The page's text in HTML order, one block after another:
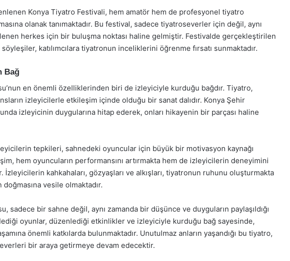
Konya Tiyatro Festivali, hem amatör hem de profesyonel tiyatro
olanak tanımaktadır. Bu festival, sadece tiyatroseverler için değil, aynı
herkes için bir buluşma noktası haline gelmiştir. Festivalde gerçekleştirilen
söyleşiler, katılımcılara tiyatronun inceliklerini öğrenme fırsatı sunmaktadır.
Bağ
en önemli özelliklerinden biri de izleyiciyle kurduğu bağdır. Tiyatro,
izleyicilerle etkileşim içinde olduğu bir sanat dalıdır. Konya Şehir
izleyicinin duygularına hitap ederek, onları hikayenin bir parçası haline
tepkileri, sahnedeki oyuncular için büyük bir motivasyon kaynağı
hem oyuncuların performansını artırmakta hem de izleyicilerin deneyimini
kahkahaları, gözyaşları ve alkışları, tiyatronun ruhunu oluşturmakta
vesile olmaktadır.
sadece bir sahne değil, aynı zamanda bir düşünce ve duyguların paylaşıldığı
oyunlar, düzenlediği etkinlikler ve izleyiciyle kurduğu bağ sayesinde,
önemli katkılarda bulunmaktadır. Unutulmaz anların yaşandığı bu tiyatro,
bir araya getirmeye devam edecektir.